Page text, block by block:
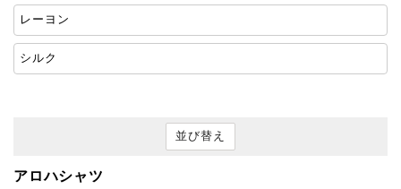
レーヨン
シルク
並び替え
アロハシャツ